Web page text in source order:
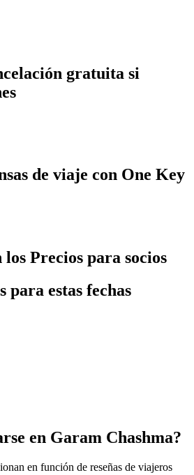
gratuita si
de viaje con One Key
Precios para socios
para estas fechas
en Garam Chashma?
en función de reseñas de viajeros